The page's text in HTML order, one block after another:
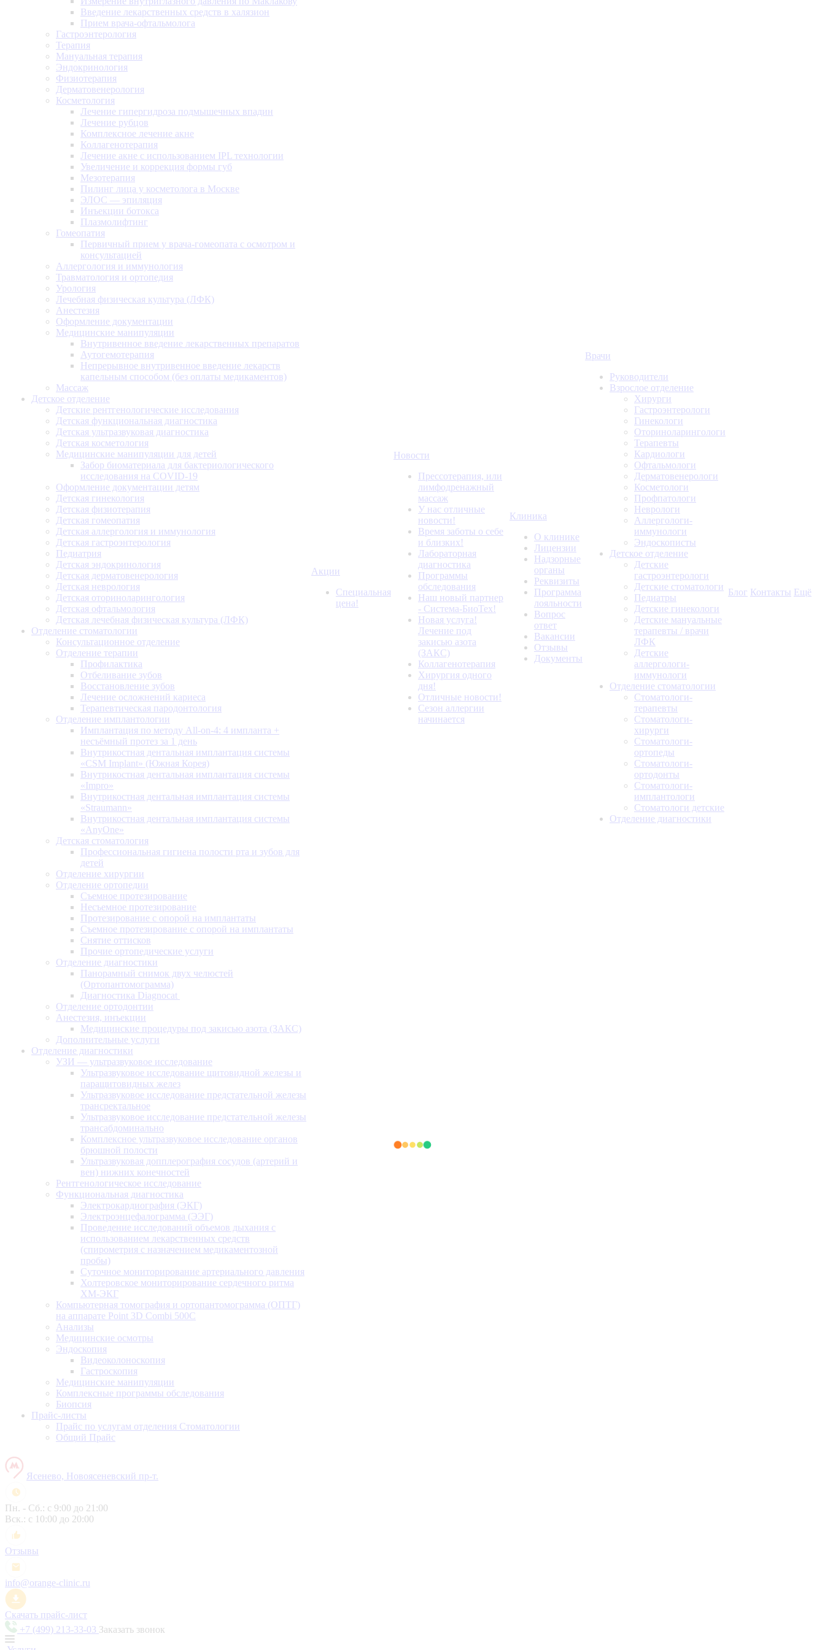
Введение лекарственных средств в халязион
Прием врача-офтальмолога
Гастроэнтерология
Терапия
Мануальная терапия
Эндокринология
Физиотерапия
Дерматовенерология
Косметология
Лечение гипергидроза подмышечных впадин
Лечение рубцов
Комплексное лечение акне
Коллагенотерапия
Лечение акне с использованием IPL технологии
Увеличение и коррекция формы губ
Мезотерапия
Пилинг лица у косметолога в Москве
ЭЛОС — эпиляция
Инъекции ботокса
Плазмолифтинг
Гомеопатия
Первичный прием у врача-гомеопата с осмотром и
консультацией
Аллергология и иммунология
Травматология и ортопедия
Урология
Лечебная физическая культура (ЛФК)
Анестезия
Оформление документации
Медицинские манипуляции
Внутривенное введение лекарственных препаратов
Аутогемотерапия
Непрерывное внутривенное введение лекарств
капельным способом (без оплаты медикаментов)
Массаж
Детское отделение
Детские рентгенологические исследования
Детская функциональная диагностика
Детская ультразвуковая диагностика
Детская косметология
Медицинские манипуляции для детей
Забор биоматериала для бактериологического
исследования на COVID-19
Оформление документации детям
Детская гинекология
Детская физиотерапия
Детская гомеопатия
Детская аллергология и иммунология
Детская гастроэнтерология
Педиатрия
Детская эндокринология
Детская дерматовенерология
Детская неврология
Детская оториноларингология
Детская офтальмология
Детская лечебная физическая культура (ЛФК)
Отделение стоматологии
Консультационное отделение
Отделение терапии
Профилактика
Отбеливание зубов
Восстановление зубов
Лечение осложнений кариеса
Терапевтическая пародонтология
Отделение имплантологии
Имплантация по методу All-on-4: 4 импланта +
несъёмный протез за 1 день
Внутрикостная дентальная имплантация системы
«CSM Implant» (Южная Корея)
Внутрикостная дентальная имплантация системы
«Impro»
Внутрикостная дентальная имплантация системы
«Straumann»
Внутрикостная дентальная имплантация системы
«AnyOne»
Детская стоматология
Профессиональная гигиена полости рта и зубов для
детей
Отделение хирургии
Отделение ортопедии
Съемное протезирование
Несъемное протезирование
Протезирование с опорой на имплантаты
Съемное протезирование с опорой на имплантаты
Снятие оттисков
Прочие ортопедические услуги
Отделение диагностики
Панорамный снимок двух челюстей
(Ортопантомограмма)
Диагностика Diagnocat
Отделение ортодонтии
Анестезия, инъекции
Медицинские процедуры под закисью азота (ЗАКС)
Дополнительные услуги
Отделение диагностики
УЗИ — ультразвуковое исследование
Ультразвуковое исследование щитовидной железы и
паращитовидных желез
Ультразвуковое исследование предстательной железы
трансректальное
Ультразвуковое исследование предстательной железы
трансабдоминально
Комплексное ультразвуковое исследование органов
брюшной полости
Ультразвуковая допплерография сосудов (артерий и
вен) нижних конечностей
Рентгенологическое исследование
Функциональная диагностика
Электрокардиография (ЭКГ)
Электроэнцефалограмма (ЭЭГ)
Проведение исследований объемов дыхания с
использованием лекарственных средств
(спирометрия с назначением медикаментозной
пробы)
Суточное мониторирование артериального давления
Холтеровское мониторирование сердечного ритма
ХМ-ЭКГ
Компьютерная томография и ортопантомограмма (ОПТГ)
на аппарате Point 3D Combi 500C
Анализы
Медицинские осмотры
Эндоскопия
Видеоколоноскопия
Гастроскопия
Медицинские манипуляции
Комплексные программы обследования
Биопсия
Прайс-листы
Прайс по услугам отделения Стоматологии
Общий Прайс
Акции
Специальная
цена!
Новости
Прессотерапия, или
лимфодренажный
массаж
У нас отличные
новости!
Время заботы о себе
и близких!
Лабораторная
диагностика
Программы
обследования
Наш новый партнер
- Система-БиоТех!
Новая услуга!
Лечение под
закисью азота
(ЗАКС)
Коллагенотерапия
Хирургия одного
дня!
Отличные новости!
Сезон аллергии
начинается
Клиника
О клинике
Лицензии
Надзорные
органы
Реквизиты
Программа
лояльности
Вопрос
ответ
Вакансии
Отзывы
Документы
Врачи
Руководители
Взрослое отделение
Хирурги
Гастроэнтерологи
Гинекологи
Оториноларингологи
Терапевты
Кардиологи
Офтальмологи
Дерматовенерологи
Косметологи
Профпатологи
Неврологи
Аллергологи-
иммунологи
Эндоскописты
Детское отделение
Детские
гастроэнтерологи
Детские стоматологи
Педиатры
Детские гинекологи
Детские мануальные
терапевты / врачи
ЛФК
Детские
аллергологи-
иммунологи
Отделение стоматологии
Стоматологи-
терапевты
Стоматологи-
хирурги
Стоматологи-
ортопеды
Стоматологи-
ортодонты
Стоматологи-
имплантологи
Стоматологи детские
Отделение диагностики
Блог Контакты Ещё
Ясенево, Новоясеневский пр-т.
Пн. - Сб.: с 9:00 до 21:00
Вск.: с 10:00 до 20:00
Отзывы
info@orange-clinic.ru
Скачать прайс-лист
+7 (499) 213-33-03 Заказать звонок